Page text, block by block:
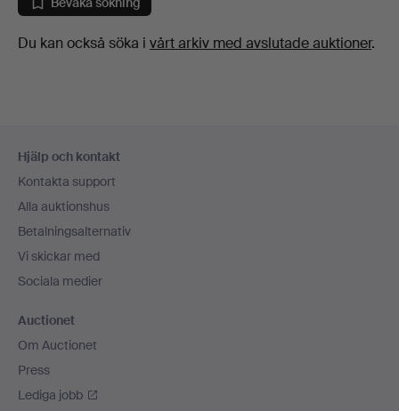
Du kan också söka i vårt arkiv med avslutade auktioner.
Hjälp och kontakt
Kontakta support
Alla auktionshus
Betalningsalternativ
Vi skickar med
Sociala medier
Auctionet
Om Auctionet
Press
Lediga jobb